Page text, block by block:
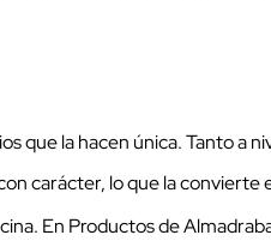
que la hacen única. Tanto a
carácter, lo que la
En Productos de